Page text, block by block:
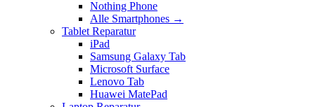
Nothing Phone
Alle Smartphones →
Tablet Reparatur
iPad
Samsung Galaxy Tab
Microsoft Surface
Lenovo Tab
Huawei MatePad